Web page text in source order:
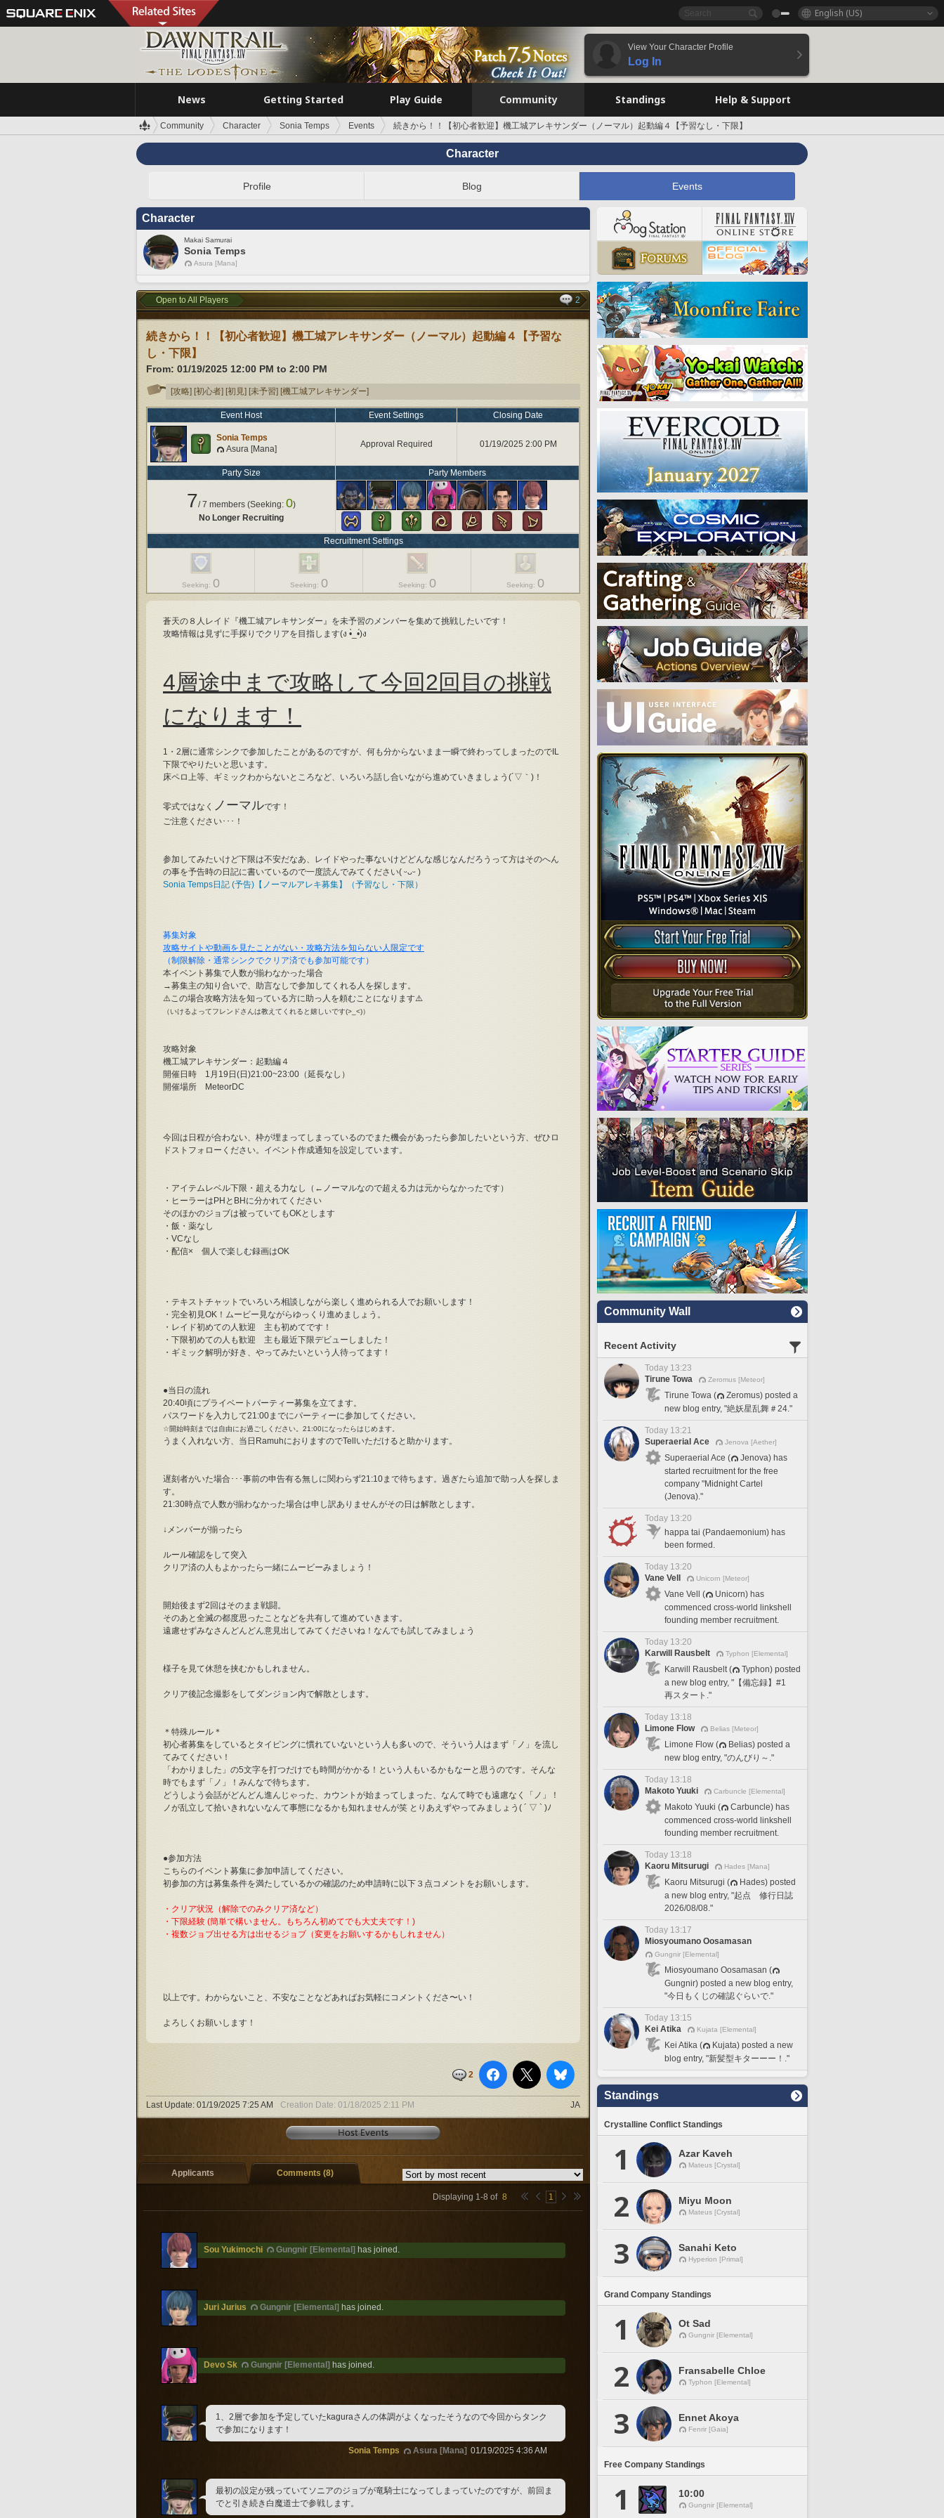
English (US)
View Your Character Profile
Log In
News Getting Started Play Guide Community Standings Help & Support
Community Character Sonia Temps Events 続きから！！【初心者歓迎】機工城アレキサンダー（ノーマル）起動編４【予習なし・下限】
Character
Profile Blog Events
Character
Makai Samurai
Sonia Temps
Asura [Mana]
Open to All Players 2
続きから！！【初心者歓迎】機工城アレキサンダー（ノーマル）起動編４【予習な
し・下限】
From: 01/19/2025 12:00 PM to 2:00 PM
[攻略] [初心者] [初見] [未予習] [機工城アレキサンダー]
Event Host Event Settings Closing Date
Sonia Temps
Asura [Mana]
Approval Required 01/19/2025 2:00 PM
Party Size Party Members
7/7 members (Seeking: 0)
No Longer Recruiting
Recruitment Settings
Seeking: 0 Seeking: 0 Seeking: 0 Seeking: 0
蒼天の８人レイド『機工城アレキサンダー』を未予習のメンバーを集めて挑戦したいです！
攻略情報は見ずに手探りでクリアを目指します(ง •̀_•́)ง
4層途中まで攻略して今回2回目の挑戦
になります！
1・2層に通常シンクで参加したことがあるのですが、何も分からないまま一瞬で終わってしまったのでIL
下限でやりたいと思います。
床ペロ上等、ギミックわからないところなど、いろいろ話し合いながら進めていきましょう(´▽｀)！
零式ではなく ノーマルです！
ご注意ください･･･！
参加してみたいけど下限は不安だなあ、レイドやった事ないけどどんな感じなんだろうって方はそのへん
の事を予告時の日記に書いているので一度読んでみてください( ᵕᴗᵕ )
Sonia Temps日記 (予告)【ノーマルアレキ募集】（予習なし・下限）
募集対象
攻略サイトや動画を見たことがない・攻略方法を知らない人限定です
（制限解除・通常シンクでクリア済でも参加可能です）
本イベント募集で人数が揃わなかった場合
→募集主の知り合いで、助言なしで参加してくれる人を探します。
⚠️この場合攻略方法を知っている方に助っ人を頼むことになります⚠️
（いけるよってフレンドさんは教えてくれると嬉しいです(>_<)）
攻略対象
機工城アレキサンダー：起動編４
開催日時　1月19日(日)21:00~23:00（延長なし）
開催場所　MeteorDC
今回は日程が合わない、枠が埋まってしまっているのでまた機会があったら参加したいという方、ぜひロ
ドストフォローください。イベント作成通知を設定しています。
・アイテムレベル下限・超える力なし（←ノーマルなので超える力は元からなかったです）
・ヒーラーはPHとBHに分かれてください
そのほかのジョブは被っていてもOKとします
・飯・薬なし
・VCなし
・配信×　個人で楽しむ録画はOK
・テキストチャットでいろいろ相談しながら楽しく進められる人でお願いします！
・完全初見OK！ムービー見ながらゆっくり進めましょう。
・レイド初めての人歓迎　主も初めてです！
・下限初めての人も歓迎　主も最近下限デビューしました！
・ギミック解明が好き、やってみたいという人待ってます！
●当日の流れ
20:40頃にプライベートパーティー募集を立てます。
パスワードを入力して21:00までにパーティーに参加してください。
☆開始時刻までは自由にお過ごしください。21:00になったらはじめます。
うまく入れない方、当日RamuhにおりますのでTellいただけると助かります。
遅刻者がいた場合･･･事前の申告有る無しに関わらず21:10まで待ちます。過ぎたら追加で助っ人を探しま
す。
21:30時点で人数が揃わなかった場合は申し訳ありませんがその日は解散とします。
↓メンバーが揃ったら
ルール確認をして突入
クリア済の人もよかったら一緒にムービーみましょう！
開始後まず2回はそのまま戦闘。
そのあと全滅の都度思ったことなどを共有して進めていきます。
遠慮せずみなさんどんどん意見出してみてくださいね！なんでも試してみましょう
様子を見て休憩を挟むかもしれません。
クリア後記念撮影をしてダンジョン内で解散とします。
＊特殊ルール＊
初心者募集をしているとタイピングに慣れていないという人も多いので、そういう人はまず「ノ」を流し
てみてください！
「わかりました」の5文字を打つだけでも時間がかかる！という人もいるかもなーと思うのです。そんな
時でもまず「ノ」！みんなで待ちます。
どうしよう会話がどんどん進んじゃった、カウントが始まってしまった、なんて時でも遠慮なく「ノ」！
ノが乱立して拾いきれないなんて事態になるかも知れませんが笑 とりあえずやってみましょう( ´ ▽ ` )ﾉ
●参加方法
こちらのイベント募集に参加申請してください。
初参加の方は募集条件を満たしているかの確認のため申請時に以下３点コメントをお願いします。
・クリア状況（解除でのみクリア済など）
・下限経験 (簡単で構いません。もちろん初めてでも大丈夫です！)
・複数ジョブ出せる方は出せるジョブ（変更をお願いするかもしれません）
以上です。わからないこと、不安なことなどあればお気軽にコメントくださ〜い！
よろしくお願いします！
2
Last Update: 01/19/2025 7:25 AM Creation Date: 01/18/2025 2:11 PM JA
Applicants Comments (8)
Displaying 1-8 of 8 1
Sou Yukimochi Gungnir [Elemental] has joined.
Juri Jurius Gungnir [Elemental] has joined.
Devo Sk Gungnir [Elemental] has joined.
1、2層で参加を予定していたkaguraさんの体調がよくなったそうなので今回からタンク
で参加になります！
Sonia Temps Asura [Mana] 01/19/2025 4:36 AM
最初の設定が残っていてソニアのジョブが竜騎士になってしまっていたのですが、前回ま
でと引き続き白魔道士で参戦します。
Community Wall
Recent Activity
Today 13:23
Tirune Towa
Zeromus [Meteor]
Tirune Towa (
Zeromus) posted a
new blog entry, "絶妖星乱舞＃24."
Today 13:21
Superaerial Ace
Jenova [Aether]
Superaerial Ace (
Jenova) has
started recruitment for the free
company "Midnight Cartel
(Jenova)."
Today 13:20
happa tai (Pandaemonium) has
been formed.
Today 13:20
Vane Vell
Unicorn [Meteor]
Vane Vell (
Unicorn) has
commenced cross-world linkshell
founding member recruitment.
Today 13:20
Karwill Rausbelt
Typhon [Elemental]
Karwill Rausbelt (
Typhon) posted
a new blog entry, "【備忘録】#1
再スタート."
Today 13:18
Limone Flow
Belias [Meteor]
Limone Flow (
Belias) posted a
new blog entry, "のんびり～."
Today 13:18
Makoto Yuuki
Carbuncle [Elemental]
Makoto Yuuki (
Carbuncle) has
commenced cross-world linkshell
founding member recruitment.
Today 13:18
Kaoru Mitsurugi
Hades [Mana]
Kaoru Mitsurugi (
Hades) posted
a new blog entry, "起点 修行日誌
2026/08/08."
Today 13:17
Miosyoumano Oosamasan
Gungnir [Elemental]
Miosyoumano Oosamasan (
Gungnir) posted a new blog entry,
"今日もくじの確認ぐらいで."
Today 13:15
Kei Atika
Kujata [Elemental]
Kei Atika (
Kujata) posted a new
blog entry, "新髪型キターーー！."
Standings
Crystalline Conflict Standings
1 Azar Kaveh
Mateus [Crystal]
2 Miyu Moon
Mateus [Crystal]
3 Sanahi Keto
Hyperion [Primal]
Grand Company Standings
1 Ot Sad
Gungnir [Elemental]
2 Fransabelle Chloe
Typhon [Elemental]
3 Ennet Akoya
Fenrir [Gaia]
Free Company Standings
1 10:00
Gungnir [Elemental]